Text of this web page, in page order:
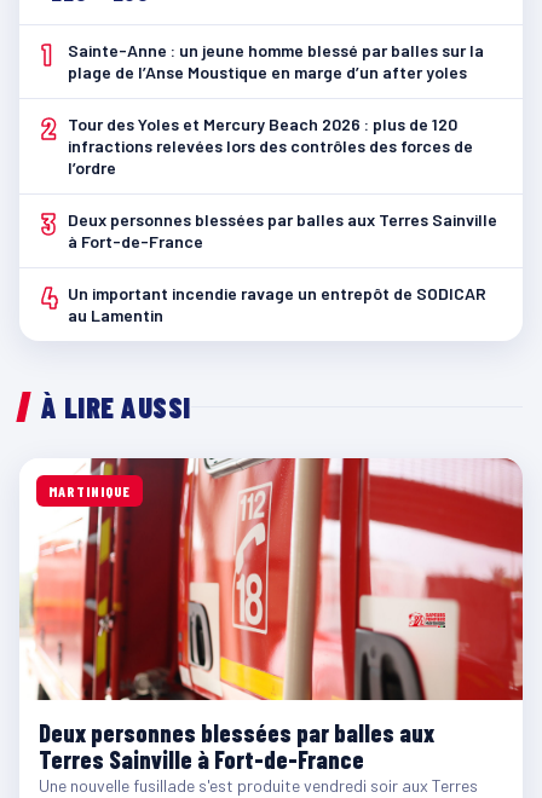
1
Sainte-Anne : un jeune homme blessé par balles sur la
plage de l’Anse Moustique en marge d’un after yoles
2
Tour des Yoles et Mercury Beach 2026 : plus de 120
infractions relevées lors des contrôles des forces de
l’ordre
3
Deux personnes blessées par balles aux Terres Sainville
à Fort-de-France
4 Un important incendie ravage un entrepôt de SODICAR
au Lamentin
À LIRE AUSSI
MARTINIQUE
Deux personnes blessées par balles aux
Terres Sainville à Fort-de-France
Une nouvelle fusillade s'est produite vendredi soir aux Terres